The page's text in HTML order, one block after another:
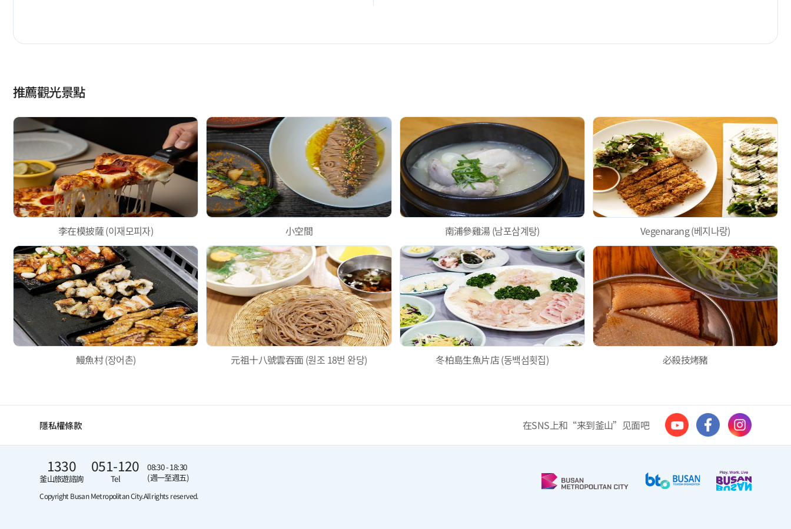
推薦觀光景點
李在模披薩 (이재모피자) 小空間 南浦參雞湯 (남포삼계탕) Vegenarang (베지나랑)
鰻魚村 (장어촌) 元祖十八號雲吞面 (원조 18번 완당) 冬柏島生魚片店 (동백섬횟집) 必殺技烤豬
隱私權條款 在SNS上和“来到釜山”见面吧
1330
釜山旅遊諮詢
051-120
Tel
08:30 - 18:30
(週一至週五)
Copyright Busan Metropolitan City.All rights reserved.